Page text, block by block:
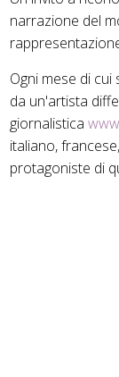
narrazione del
Ogni mese di cui
da un'artista
giornalistica
italiano,
protagoniste di